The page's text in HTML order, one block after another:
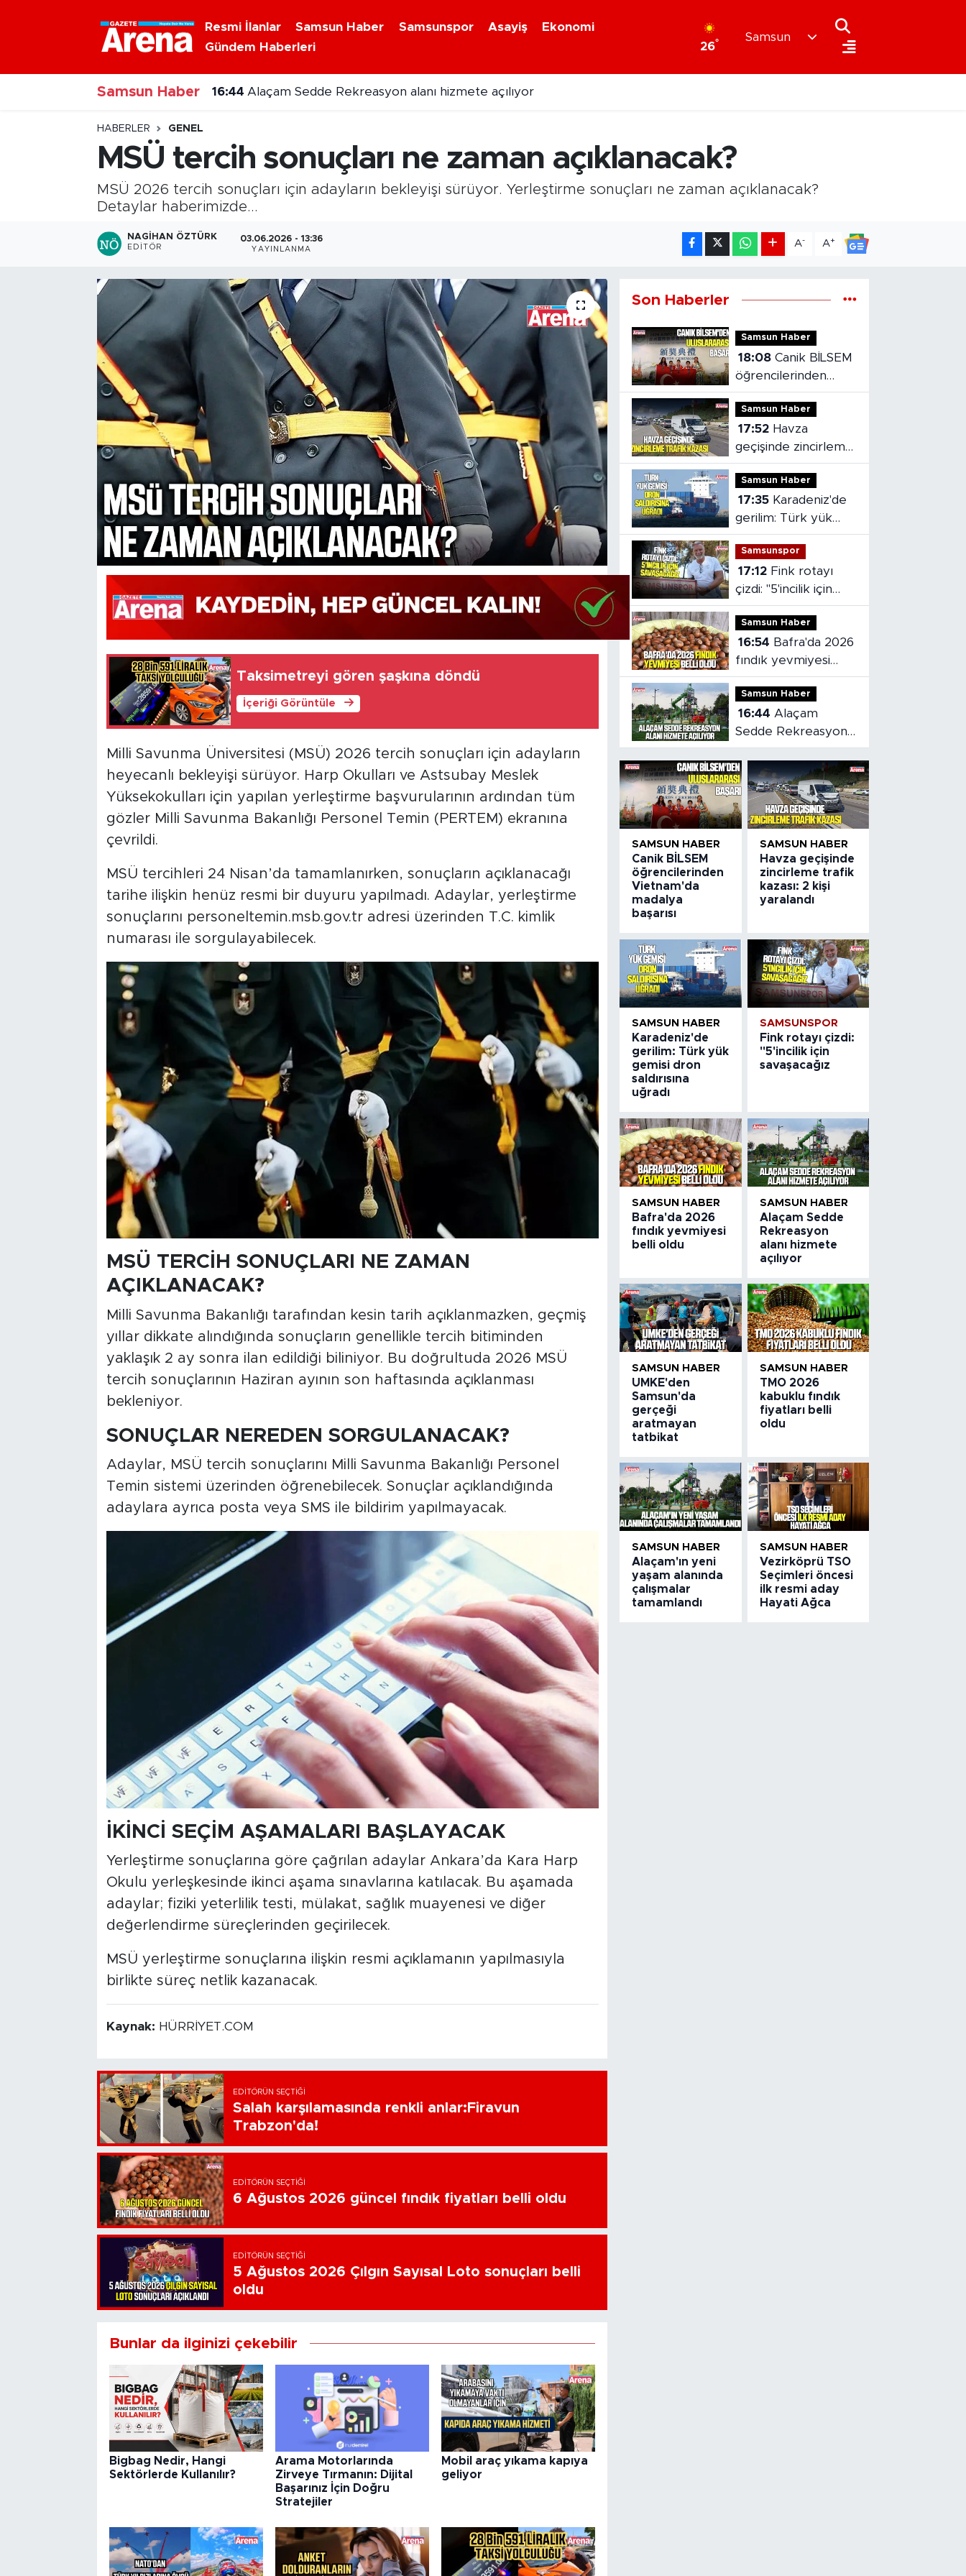
Resmi İlanlar Samsun Haber Samsunspor Asayiş
Ekonomi
Gündem Haberleri
26°
Samsun
Samsun Haber
Vezirköprü TSO Seçimleri öncesi ilk resmi aday Hayati Ağca
HABERLER GENEL
MSÜ tercih sonuçları ne zaman açıklanacak?
MSÜ 2026 tercih sonuçları için adayların bekleyişi sürüyor. Yerleştirme sonuçları ne zaman açıklanacak?
Detaylar haberimizde...
NAGIHAN ÖZTÜRK
EDITÖR
03.06.2026 - 13:36
YAYINLANMA
A- A+
Taksimetreyi gören şaşkına döndü
İçeriği Görüntüle
Milli Savunma Üniversitesi (MSÜ) 2026 tercih sonuçları için adayların
heyecanlı bekleyişi sürüyor. Harp Okulları ve Astsubay Meslek
Yüksekokulları için yapılan yerleştirme başvurularının ardından tüm
gözler Milli Savunma Bakanlığı Personel Temin (PERTEM) ekranına
çevrildi.
MSÜ tercihleri 24 Nisan’da tamamlanırken, sonuçların açıklanacağı
tarihe ilişkin henüz resmi bir duyuru yapılmadı. Adaylar, yerleştirme
sonuçlarını personeltemin.msb.gov.tr adresi üzerinden T.C. kimlik
numarası ile sorgulayabilecek.
MSÜ TERCİH SONUÇLARI NE ZAMAN
AÇIKLANACAK?
Milli Savunma Bakanlığı tarafından kesin tarih açıklanmazken, geçmiş
yıllar dikkate alındığında sonuçların genellikle tercih bitiminden
yaklaşık 2 ay sonra ilan edildiği biliniyor. Bu doğrultuda 2026 MSÜ
tercih sonuçlarının Haziran ayının son haftasında açıklanması
bekleniyor.
SONUÇLAR NEREDEN SORGULANACAK?
Adaylar, MSÜ tercih sonuçlarını Milli Savunma Bakanlığı Personel
Temin sistemi üzerinden öğrenebilecek. Sonuçlar açıklandığında
adaylara ayrıca posta veya SMS ile bildirim yapılmayacak.
İKİNCİ SEÇİM AŞAMALARI BAŞLAYACAK
Yerleştirme sonuçlarına göre çağrılan adaylar Ankara’da Kara Harp
Okulu yerleşkesinde ikinci aşama sınavlarına katılacak. Bu aşamada
adaylar; fiziki yeterlilik testi, mülakat, sağlık muayenesi ve diğer
değerlendirme süreçlerinden geçirilecek.
MSÜ yerleştirme sonuçlarına ilişkin resmi açıklamanın yapılmasıyla
birlikte süreç netlik kazanacak.
Kaynak: HÜRRİYET.COM
EDITÖRÜN SEÇTIĞI
Salah karşılamasında renkli anlar:Firavun
Trabzon'da!
EDITÖRÜN SEÇTIĞI
6 Ağustos 2026 güncel fındık fiyatları belli oldu
EDITÖRÜN SEÇTIĞI
5 Ağustos 2026 Çılgın Sayısal Loto sonuçları belli
oldu
Bunlar da ilginizi çekebilir
Bigbag Nedir, Hangi
Sektörlerde Kullanılır?
Arama Motorlarında
Zirveye Tırmanın: Dijital
Başarınız İçin Doğru
Stratejiler
Mobil araç yıkama kapıya
geliyor
Son Haberler
Samsun Haber
18:08 Canik BİLSEM
öğrencilerinden
Vietnam'da madalya
başarısı
Samsun Haber
17:52
geçişinde zincirleme
trafik kazası: 2 kişi
yaralandı
Samsun Haber
17:35
gerilim: Türk yük
gemisi dron
saldırısına uğradı
Samsunspor
17:12
çizdi: "5'incilik için
savaşacağız
Samsun Haber
16:54
fındık yevmiyesi
belli oldu
Samsun Haber
16:44 Alaçam
Sedde Rekreasyon
alanı hizmete
açılıyor
SAMSUN HABER
Canik BİLSEM
öğrencilerinden
Vietnam'da
madalya
başarısı
SAMSUN HABER
Havza geçişinde
zincirleme trafik
kazası: 2 kişi
yaralandı
SAMSUN HABER
Karadeniz'de
gerilim: Türk yük
gemisi dron
saldırısına
uğradı
SAMSUNSPOR
Fink rotayı çizdi:
"5'incilik için
savaşacağız
SAMSUN HABER
Bafra'da 2026
fındık yevmiyesi
belli oldu
SAMSUN HABER
Alaçam Sedde
Rekreasyon
alanı hizmete
açılıyor
SAMSUN HABER
UMKE'den
Samsun'da
gerçeği
aratmayan
tatbikat
SAMSUN HABER
TMO 2026
kabuklu fındık
fiyatları belli
oldu
SAMSUN HABER
Alaçam'ın yeni
yaşam alanında
çalışmalar
tamamlandı
SAMSUN HABER
Vezirköprü TSO
Seçimleri öncesi
ilk resmi aday
Hayati Ağca
Nöbetçi Eczaneler
Hava Durumu
Samsun Namaz Vakitleri
Trafik Durumu
Süper Lig Puan Durumu ve Fikstür
Tüm Manşetler